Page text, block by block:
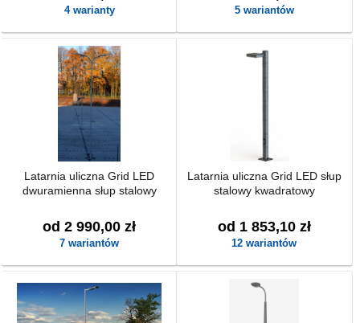
4 warianty 5 wariantów
Latarnia uliczna Grid LED
dwuramienna słup stalowy
od 2 990,00 zł
7 wariantów
Latarnia uliczna Grid LED słup
stalowy kwadratowy
od 1 853,10 zł
12 wariantów